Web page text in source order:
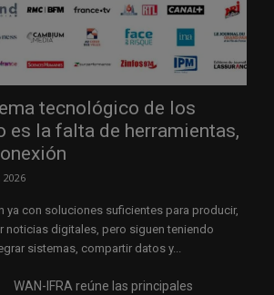
tecnológico de los
es la falta de herramientas,
2026
ya con soluciones suficientes para producir,
noticias digitales, pero siguen teniendo
sistemas, compartir datos y...
WAN-IFRA reúne las principales